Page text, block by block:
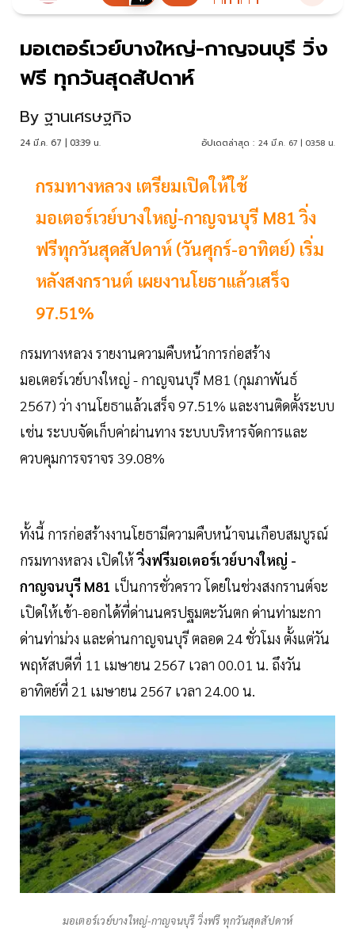
มอเตอร์เวย์บางใหญ่-กาญจนบุรี วิ่ง
ฟรี ทุกวันสุดสัปดาห์
By ฐานเศรษฐกิจ
24 มี.ค. 67 | 03:39 น. อัปเดตล่าสุด : 24 มี.ค. 67 | 03:58 น.
กรมทางหลวง เตรียมเปิดให้ใช้
มอเตอร์เวย์บางใหญ่-กาญจนบุรี M81 วิ่ง
ฟรีทุกวันสุดสัปดาห์ (วันศุกร์-อาทิตย์) เริ่ม
หลังสงกรานต์ เผยงานโยธาแล้วเสร็จ
97.51%
กรมทางหลวง รายงานความคืบหน้าการก่อสร้าง
มอเตอร์เวย์บางใหญ่ - กาญจนบุรี M81 (กุมภาพันธ์
2567) ว่า งานโยธาแล้วเสร็จ 97.51% และงานติดตั้งระบบ
เช่น ระบบจัดเก็บค่าผ่านทาง ระบบบริหารจัดการและ
ควบคุมการจราจร 39.08%
ทั้งนี้ การก่อสร้างงานโยธามีความคืบหน้าจนเกือบสมบูรณ์
กรมทางหลวง เปิดให้วิ่งฟรีมอเตอร์เวย์บางใหญ่ -
กาญจนบุรี M81 เป็นการชั่วคราว โดยในช่วงสงกรานต์จะ
เปิดให้เข้า-ออกได้ที่ด่านนครปฐมตะวันตก ด่านท่ามะกา
ด่านท่าม่วง และด่านกาญจนบุรี ตลอด 24 ชั่วโมง ตั้งแต่วัน
พฤหัสบดีที่ 11 เมษายน 2567 เวลา 00.01 น. ถึงวัน
อาทิตย์ที่ 21 เมษายน 2567 เวลา 24.00 น.
มอเตอร์เวย์บางใหญ่-กาญจนบุรี วิ่งฟรี ทุกวันสุดสัปดาห์